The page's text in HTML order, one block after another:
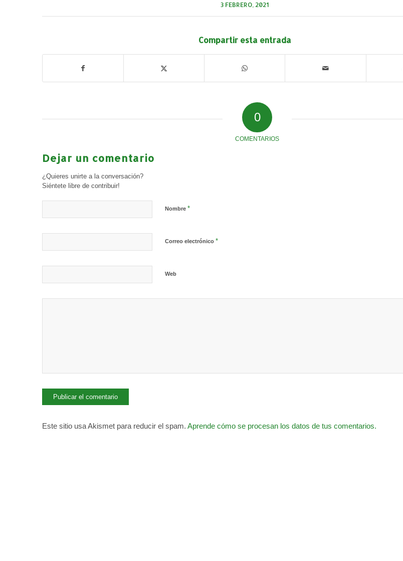
3 FEBRERO, 2021
Compartir esta entrada
0
COMENTARIOS
Dejar un comentario
¿Quieres unirte a la conversación?
Siéntete libre de contribuir!
Nombre *
Correo electrónico *
Web
Este sitio usa Akismet para reducir el spam. Aprende cómo se procesan los datos de tus comentarios.